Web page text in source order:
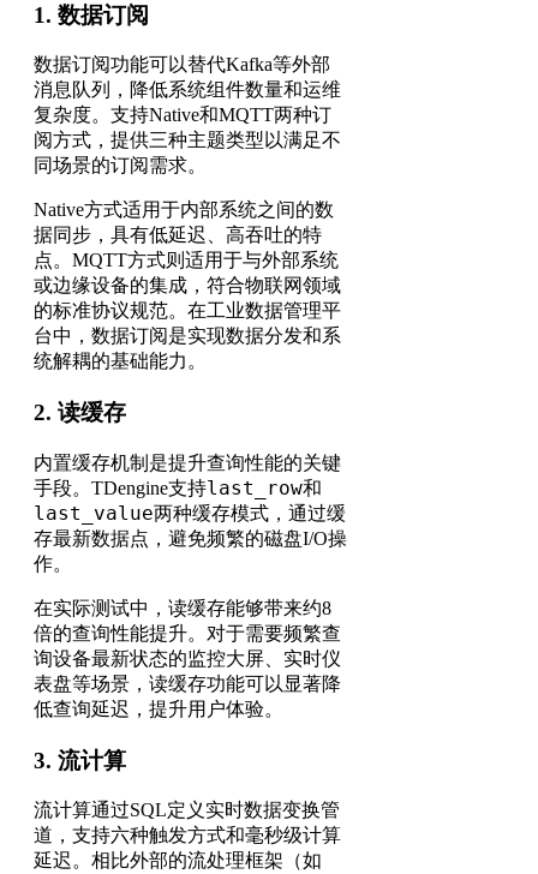
1. 数据订阅
数据订阅功能可以替代Kafka等外部
消息队列，降低系统组件数量和运维
复杂度。支持Native和MQTT两种订
阅方式，提供三种主题类型以满足不
同场景的订阅需求。
Native方式适用于内部系统之间的数
据同步，具有低延迟、高吞吐的特
点。MQTT方式则适用于与外部系统
或边缘设备的集成，符合物联网领域
的标准协议规范。在工业数据管理平
台中，数据订阅是实现数据分发和系
统解耦的基础能力。
2. 读缓存
内置缓存机制是提升查询性能的关键
手段。TDengine支持last_row和
last_value两种缓存模式，通过缓
存最新数据点，避免频繁的磁盘I/O操
作。
在实际测试中，读缓存能够带来约8
倍的查询性能提升。对于需要频繁查
询设备最新状态的监控大屏、实时仪
表盘等场景，读缓存功能可以显著降
低查询延迟，提升用户体验。
3. 流计算
流计算通过SQL定义实时数据变换管
道，支持六种触发方式和毫秒级计算
延迟。相比外部的流处理框架（如